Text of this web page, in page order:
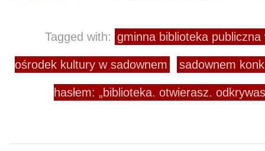
Tagged with: gminna biblioteka
ośrodek kultury w sadownem sadownem
hasłem: „biblioteka. otwierasz.